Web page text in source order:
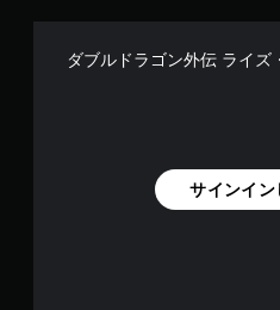
ダブルドラゴン外伝 ライズ
サインイン